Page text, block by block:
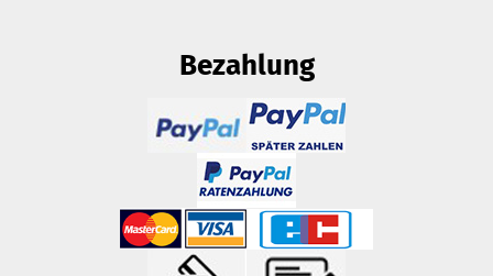
Bezahlung